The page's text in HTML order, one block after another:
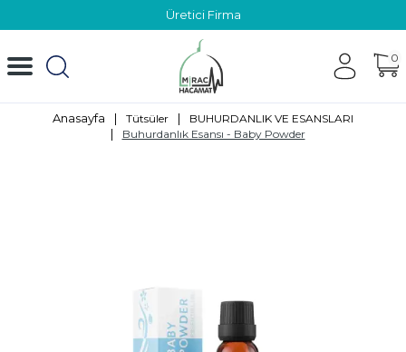
Üretici Firma
0
Anasayfa | Tütsüler | BUHURDANLIK VE ESANSLARI
| Buhurdanlık Esansı - Baby Powder